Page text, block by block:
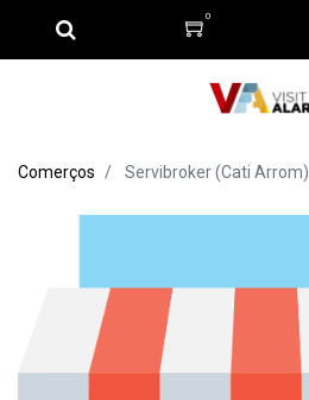
0
Comerços Servibroker (Cati Arrom)